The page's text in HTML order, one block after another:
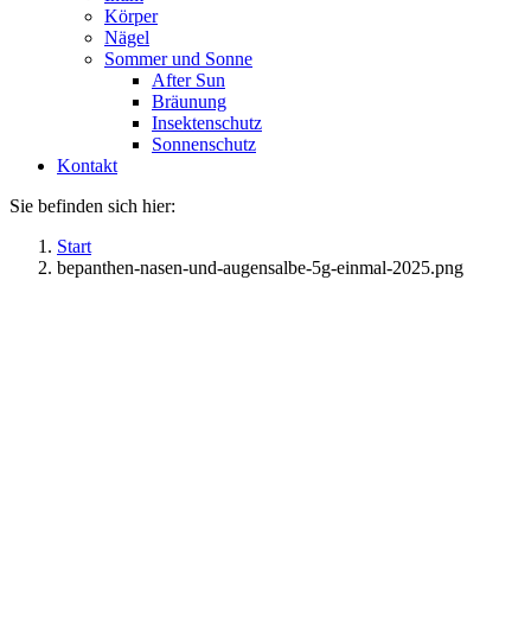
Körper
Nägel
Sommer und Sonne
After Sun
Bräunung
Insektenschutz
Sonnenschutz
Kontakt
Sie befinden sich hier:
Start
bepanthen-nasen-und-augensalbe-5g-einmal-2025.png